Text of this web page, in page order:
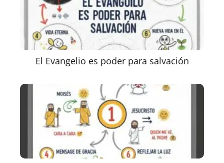
El Evangelio es poder para salvación